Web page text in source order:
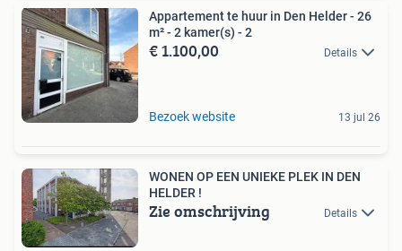
Appartement te huur in Den Helder - 26
m² - 2 kamer(s) - 2
€ 1.100,00 Details
Bezoek website 13 jul 26
WONEN OP EEN UNIEKE PLEK IN DEN
HELDER !
Zie omschrijving Details